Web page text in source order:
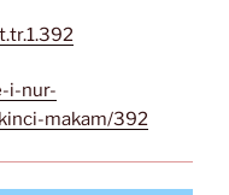
i-nur-
makam/392